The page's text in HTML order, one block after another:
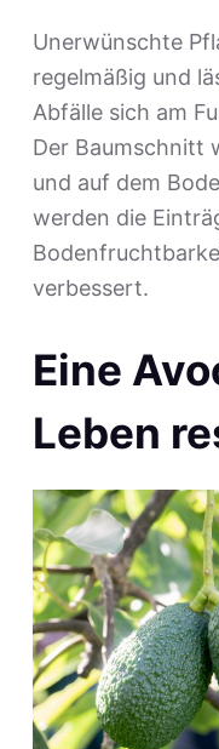
Unerwünschte
regelmäßig und
Abfälle sich am
Der Baumschnitt
und auf dem
werden die
verbessert.
Eine
Leben